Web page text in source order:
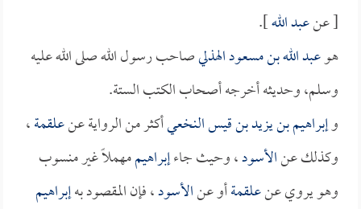
[ عنعبد الله].
هوعبد الله بن مسعود الهذليصاحب رسول الله صلى الله عليه
وسلم، وحديثه أخرجه أصحاب الكتب الستة.
وإبراهيم بن يزيد بن قيس النخعيأكثر من الرواية عنعلقمة،
وكذلك عنالأسود، وحيث جاءإبراهيممهملاً غير منسوب
وهو يروي عنعلقمةأو عنالأسود، فإن المقصود بهإبراهيم